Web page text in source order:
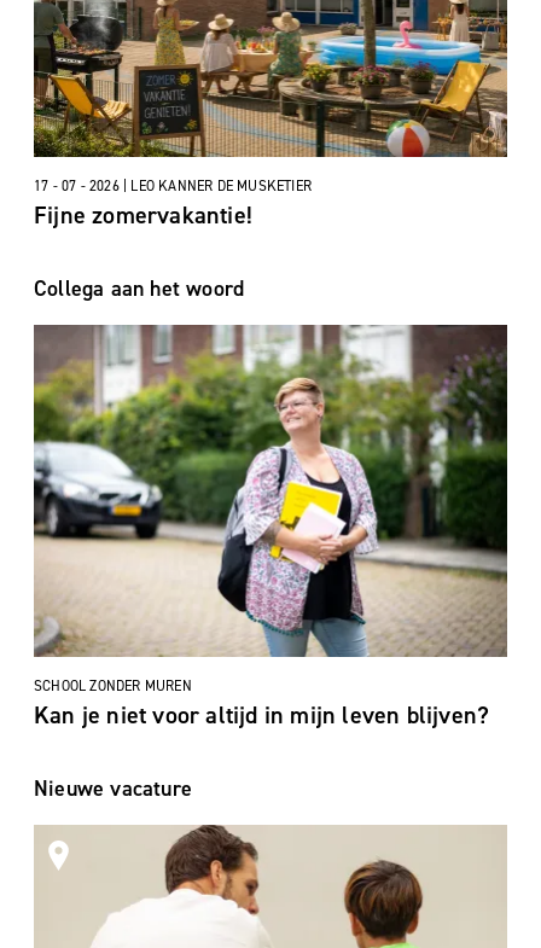
17 - 07 - 2026 | LEO KANNER DE MUSKETIER
Fijne zomervakantie!
Collega aan het woord
SCHOOL ZONDER MUREN
Kan je niet voor altijd in mijn leven blijven?
Nieuwe vacature